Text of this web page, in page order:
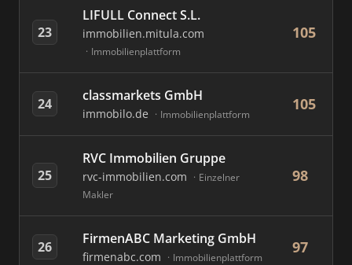
23
LIFULL Connect S.L.
immobilien.mitula.com
Immobilienplattform
105
24 classmarkets GmbH
immobilo.de Immobilienplattform
105
25
RVC Immobilien Gruppe
rvc-immobilien.com
Einzelner
Makler
98
26 FirmenABC Marketing GmbH
firmenabc.com Immobilienplattform
97